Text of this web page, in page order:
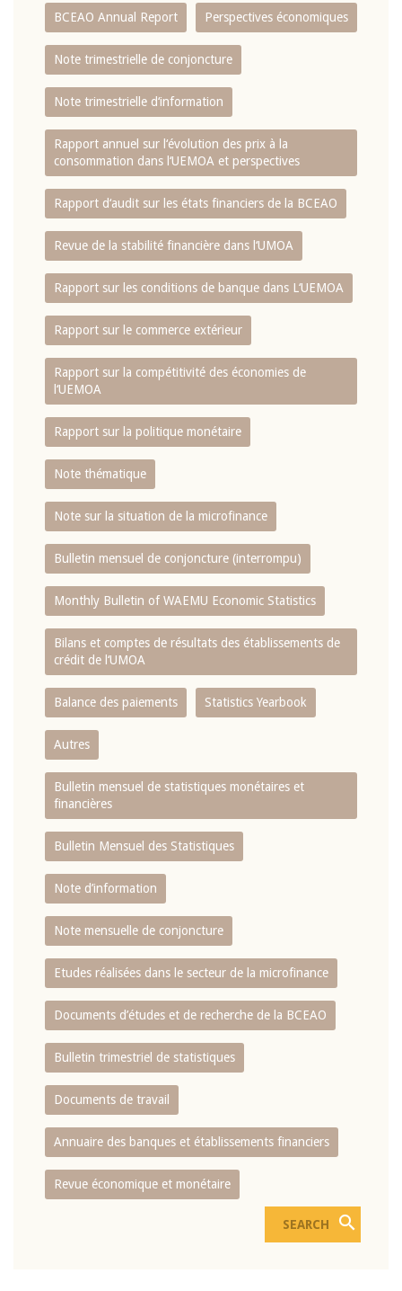
BCEAO Annual Report Perspectives économiques
Note trimestrielle de conjoncture
Note trimestrielle d‘information
Rapport annuel sur l‘évolution des prix à la
consommation dans l‘UEMOA et perspectives
Rapport d‘audit sur les états financiers de la BCEAO
Revue de la stabilité financière dans l‘UMOA
Rapport sur les conditions de banque dans L‘UEMOA
Rapport sur le commerce extérieur
Rapport sur la compétitivité des économies de
l‘UEMOA
Rapport sur la politique monétaire
Note thématique
Note sur la situation de la microfinance
Bulletin mensuel de conjoncture (interrompu)
Monthly Bulletin of WAEMU Economic Statistics
Bilans et comptes de résultats des établissements de
crédit de l‘UMOA
Balance des paiements Statistics Yearbook
Autres
Bulletin mensuel de statistiques monétaires et
financières
Bulletin Mensuel des Statistiques
Note d’information
Note mensuelle de conjoncture
Etudes réalisées dans le secteur de la microfinance
Documents d’études et de recherche de la BCEAO
Bulletin trimestriel de statistiques
Documents de travail
Annuaire des banques et établissements financiers
Revue économique et monétaire